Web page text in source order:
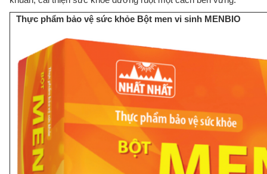
Thực phẩm bảo vệ sức khỏe Bột men vi sinh MENBIO